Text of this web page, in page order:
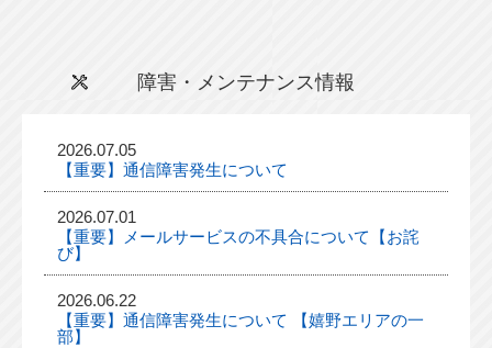
障害・メンテナンス情報
2026.07.05
【重要】通信障害発生について
2026.07.01
【重要】メールサービスの不具合について【お詫
び】
2026.06.22
【重要】通信障害発生について 【嬉野エリアの一
部】